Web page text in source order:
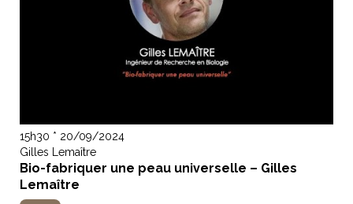
15h30 * 20/09/2024
Gilles Lemaître
Bio-fabriquer une peau universelle – Gilles
Lemaître